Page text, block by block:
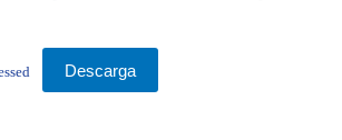
Descarga